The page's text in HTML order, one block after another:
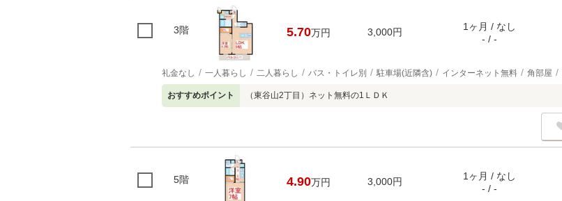
3階 5.70万円 3,000円
1ヶ月 / なし
- / -
礼金なし 一人暮らし 二人暮らし バス・トイレ別 駐車場(近隣含) インターネット無料 角部屋
おすすめポイント （東谷山2丁目）ネット無料の1ＬＤＫ
5階 4.90万円 3,000円
1ヶ月 / なし
- / -